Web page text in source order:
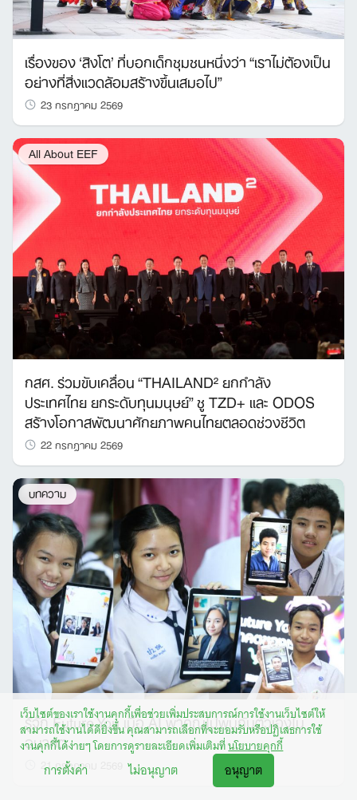
เว็บไซต์ของเราใช้งานคุกกี้เพื่อช่วยเพิ่มประสบการณ์การใช้งานเว็บไซต์ให้
สามารถใช้งานได้ดียิ่งขึ้น คุณสามารถเลือกที่จะยอมรับหรือปฏิเสธการใช้
งานคุกกี้ได้ง่ายๆ โดยการดูรายละเอียดเพิ่มเติมที่นโยบายคุกกี้
การตั้งค่า ไม่อนุญาต อนุญาต
เรื่องของ ‘สิงโต’ ที่บอกเด็กชุมชนหนึ่งว่า “เราไม่ต้องเป็น
อย่างที่สิ่งแวดล้อมสร้างขึ้นเสมอไป”
23 กรกฎาคม 2569
All About EEF
กสศ. ร่วมขับเคลื่อน “THAILAND² ยกกำลัง
ประเทศไทย ยกระดับทุนมนุษย์” ชู TZD+ และ ODOS
สร้างโอกาสพัฒนาศักยภาพคนไทยตลอดช่วงชีวิต
22 กรกฎาคม 2569
บทความ
รู้จัก Future You เมื่อ AI พาคุณไปพบกับตัวเองใน
อนาคต
21 กรกฎาคม 2569